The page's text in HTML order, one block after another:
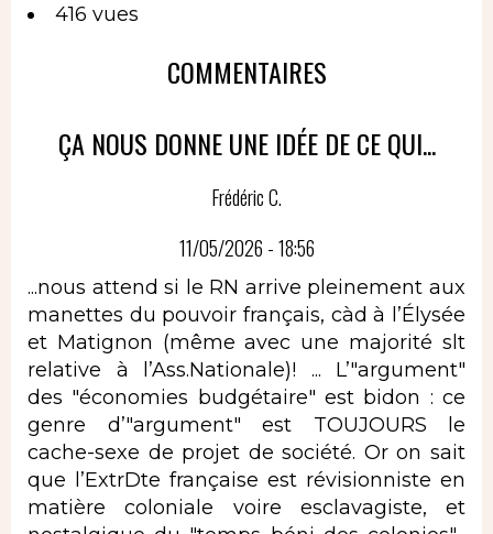
416 vues
COMMENTAIRES
ÇA NOUS DONNE UNE IDÉE DE CE QUI...
Frédéric C.
11/05/2026 - 18:56
...nous attend si le RN arrive pleinement aux
manettes du pouvoir français, càd à l’Élysée
et Matignon (même avec une majorité slt
relative à l’Ass.Nationale)! ... L’"argument"
des "économies budgétaire" est bidon : ce
genre d’"argument" est TOUJOURS le
cache-sexe de projet de société. Or on sait
que l’ExtrDte française est révisionniste en
matière coloniale voire esclavagiste, et